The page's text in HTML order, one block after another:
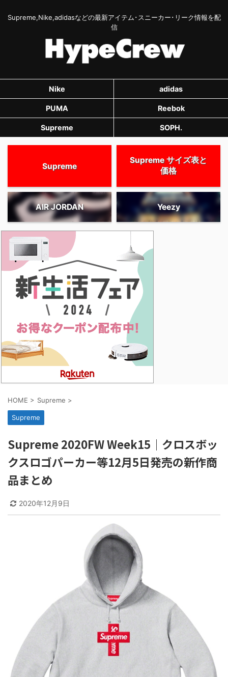
Supreme,Nike,adidasなどの最新アイテム･スニーカー･リーク情報を配
信
Nike adidas
PUMA Reebok
Supreme SOPH.
Supreme
Supreme サイズ表と
価格
AIR JORDAN Yeezy
HOME > Supreme >
Supreme
Supreme 2020FW Week15｜クロスボッ
クスロゴパーカー等12月5日発売の新作商
品まとめ
2020年12月9日